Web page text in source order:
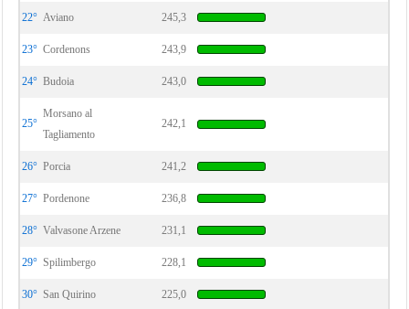
22° Aviano 245,3
23° Cordenons 243,9
24° Budoia 243,0
25°
Morsano al
Tagliamento
242,1
26° Porcia 241,2
27° Pordenone 236,8
28° Valvasone Arzene 231,1
29° Spilimbergo 228,1
30° San Quirino 225,0